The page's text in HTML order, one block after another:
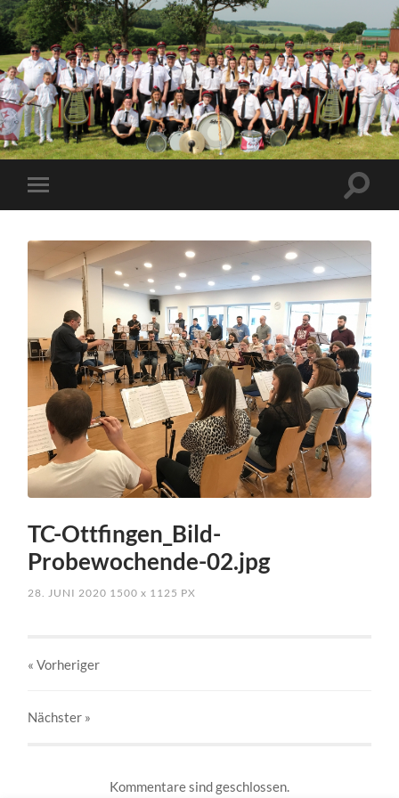
TC-Ottfingen_Bild-
Probewochende-02.jpg
28. JUNI 2020 1500x 1125 PX
« Vorheriger
Nächster »
Kommentare sind geschlossen.